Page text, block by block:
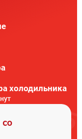
холодильника
со